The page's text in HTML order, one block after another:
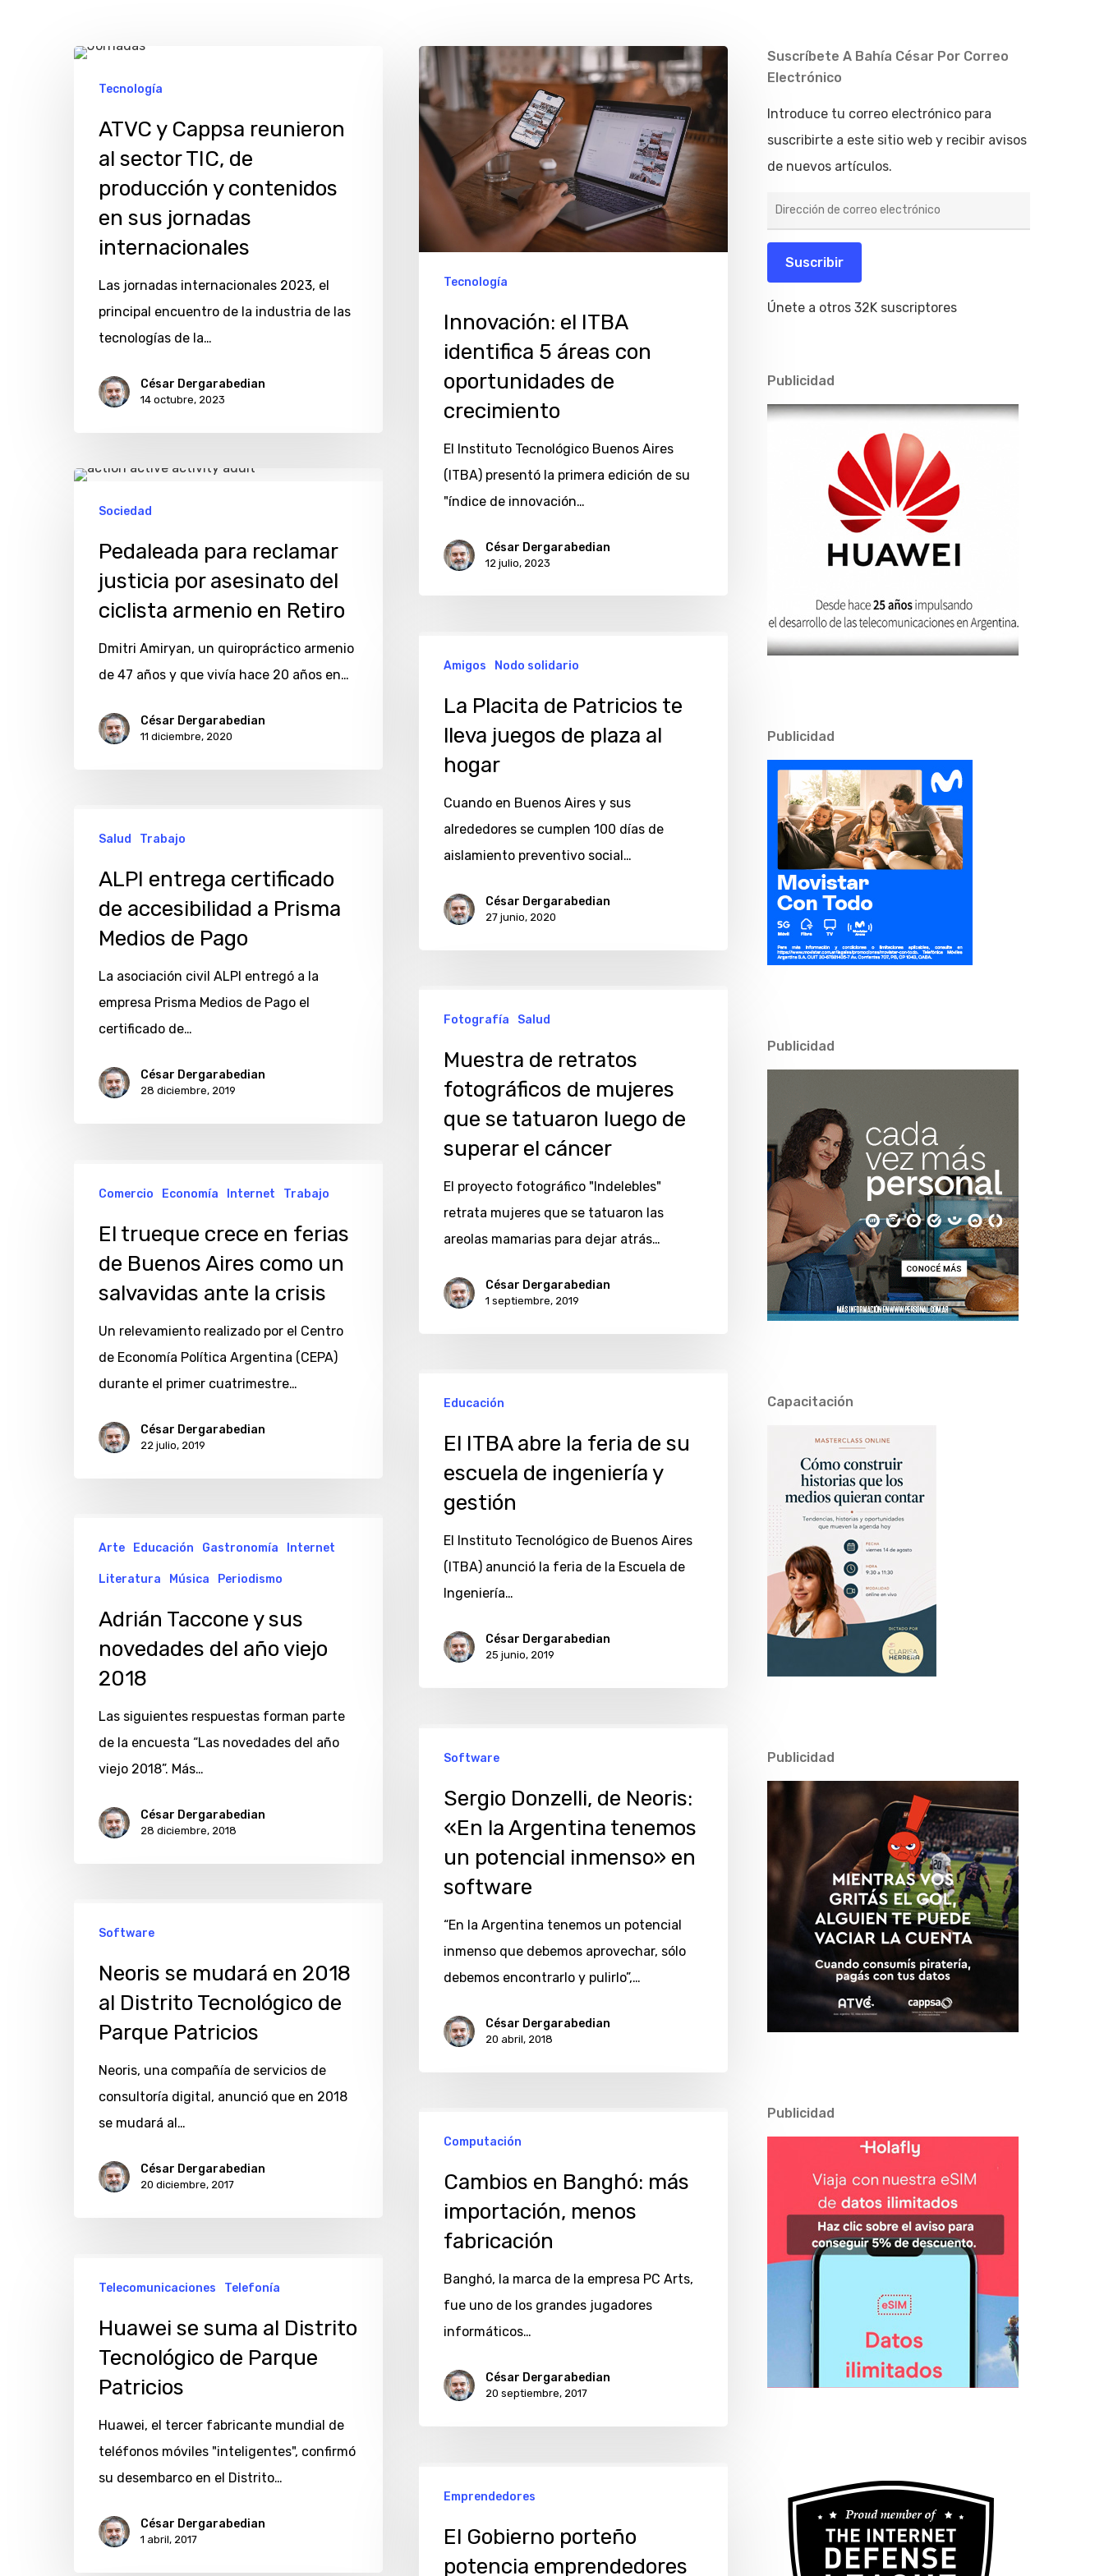
ATVC
reunieron
sector
contenidos
jornadas
Tecnología
ATVC y Cappsa reunieron
al sector TIC, de
producción y contenidos
en sus jornadas
internacionales
Las jornadas internacionales 2023, el
principal encuentro de la industria de las
tecnologías de la…
César Dergarabedian
14 octubre, 2023
Innovación:
el
ITBA
identifica
áreas
oportunidades
Tecnología
Innovación: el ITBA
identifica 5 áreas con
oportunidades de
crecimiento
El Instituto Tecnológico Buenos Aires
(ITBA) presentó la primera edición de su
"índice de innovación…
César Dergarabedian
12 julio, 2023
Pedaleada
para
justicia
asesinato
Retiro
Sociedad
Pedaleada para reclamar
justicia por asesinato del
ciclista armenio en Retiro
Dmitri Amiryan, un quiropráctico armenio
de 47 años y que vivía hace 20 años en…
César Dergarabedian
11 diciembre, 2020
Placita
lleva
juegos
plaza
hogar
Amigos Nodo solidario
La Placita de Patricios te
lleva juegos de plaza al
hogar
Cuando en Buenos Aires y sus
alrededores se cumplen 100 días de
aislamiento preventivo social…
César Dergarabedian
27 junio, 2020
entrega
certificado
Prisma
Medios
Salud Trabajo
ALPI entrega certificado
de accesibilidad a Prisma
Medios de Pago
La asociación civil ALPI entregó a la
empresa Prisma Medios de Pago el
certificado de…
César Dergarabedian
28 diciembre, 2019
retratos
mujeres
tatuaron
luego
superar
Fotografía Salud
Muestra de retratos
fotográficos de mujeres
que se tatuaron luego de
superar el cáncer
El proyecto fotográfico "Indelebles"
retrata mujeres que se tatuaron las
areolas mamarias para dejar atrás…
César Dergarabedian
1 septiembre, 2019
trueque
crece
Buenos
Aires
como
salvavidas
Comercio Economía Internet Trabajo
El trueque crece en ferias
de Buenos Aires como un
salvavidas ante la crisis
Un relevamiento realizado por el Centro
de Economía Política Argentina (CEPA)
durante el primer cuatrimestre…
César Dergarabedian
22 julio, 2019
ITBA
escuela
Educación
El ITBA abre la feria de su
escuela de ingeniería y
gestión
El Instituto Tecnológico de Buenos Aires
(ITBA) anunció la feria de la Escuela de
Ingeniería…
César Dergarabedian
25 junio, 2019
Taccone
novedades
viejo
Arte Educación Gastronomía Internet
Literatura Música Periodismo
Adrián Taccone y sus
novedades del año viejo
2018
Las siguientes respuestas forman parte
de la encuesta “Las novedades del año
viejo 2018”. Más…
César Dergarabedian
28 diciembre, 2018
Donzelli,
Argentina
tenemos
potencial
software
Software
Sergio Donzelli, de Neoris:
«En la Argentina tenemos
un potencial inmenso» en
software
“En la Argentina tenemos un potencial
inmenso que debemos aprovechar, sólo
debemos encontrarlo y pulirlo”,…
César Dergarabedian
20 abril, 2018
mudará
Distrito
Tecnológico
Patricios
Software
Neoris se mudará en 2018
al Distrito Tecnológico de
Parque Patricios
Neoris, una compañía de servicios de
consultoría digital, anunció que en 2018
se mudará al…
César Dergarabedian
20 diciembre, 2017
Banghó:
importación,
menos
fabricación
Computación
Cambios en Banghó: más
importación, menos
fabricación
Banghó, la marca de la empresa PC Arts,
fue uno de los grandes jugadores
informáticos…
César Dergarabedian
20 septiembre, 2017
suma
Tecnológico
Parque
Patricios
Telecomunicaciones Telefonía
Huawei se suma al Distrito
Tecnológico de Parque
Patricios
Huawei, el tercer fabricante mundial de
teléfonos móviles "inteligentes", confirmó
su desembarco en el Distrito…
César Dergarabedian
1 abril, 2017
Gobierno
porteño
Emprendedores
El Gobierno porteño
potencia emprendedores
Suscríbete A Bahía César Por Correo
Electrónico
Introduce tu correo electrónico para
suscribirte a este sitio web y recibir avisos
de nuevos artículos.
de
electrónico
Suscribir
Únete a otros 32K suscriptores
Publicidad
Publicidad
Publicidad
Capacitación
Publicidad
Publicidad